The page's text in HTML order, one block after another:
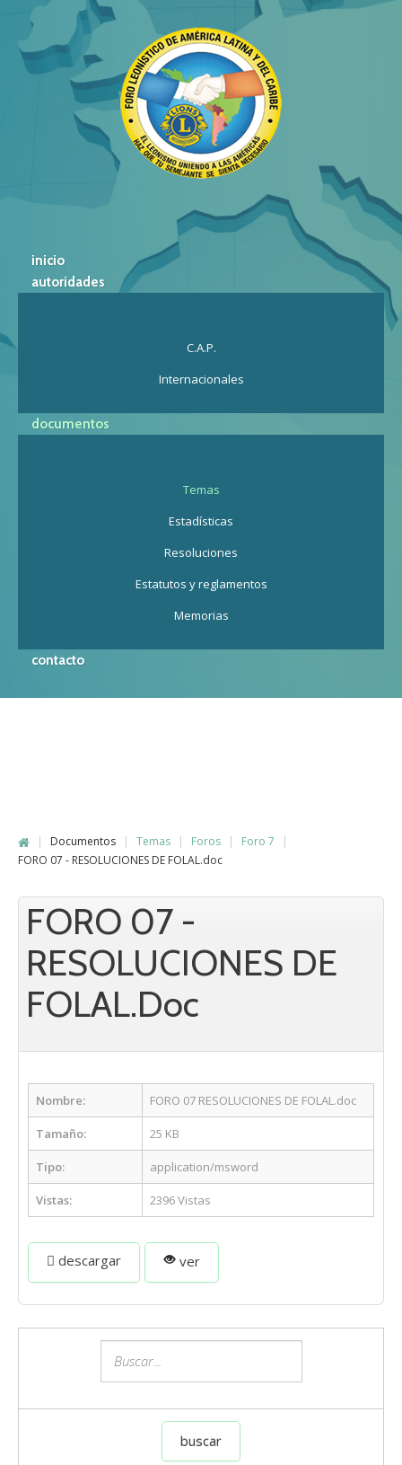
inicio
autoridades
C.A.P.
Internacionales
documentos
Temas
Estadísticas
Resoluciones
Estatutos y reglamentos
Memorias
contacto
| Documentos | Temas | Foros | Foro 7
|
FORO 07 - RESOLUCIONES DE FOLAL.doc
FORO 07 -
RESOLUCIONES DE
FOLAL.doc
Nombre: FORO 07 RESOLUCIONES DE FOLAL.doc
Tamaño: 25 KB
Tipo: application/msword
Vistas: 2396 Vistas
descargar ver